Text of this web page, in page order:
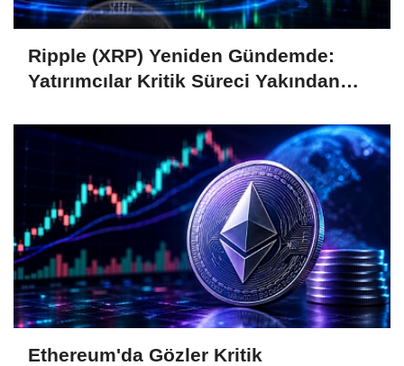
Ripple (XRP) Yeniden Gündemde:
Yatırımcılar Kritik Süreci Yakından
Ethereum'da Gözler Kritik